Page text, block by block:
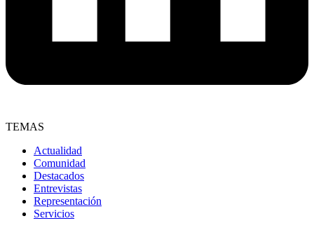
TEMAS
Actualidad
Comunidad
Destacados
Entrevistas
Representación
Servicios